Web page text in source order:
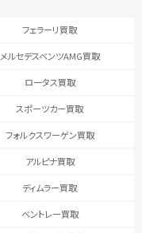
フェラーリ買取
メルセデスベンツAMG買取
ロータス買取
スポーツカー買取
フォルクスワーゲン買取
アルピナ買取
ディムラー買取
ベントレー買取